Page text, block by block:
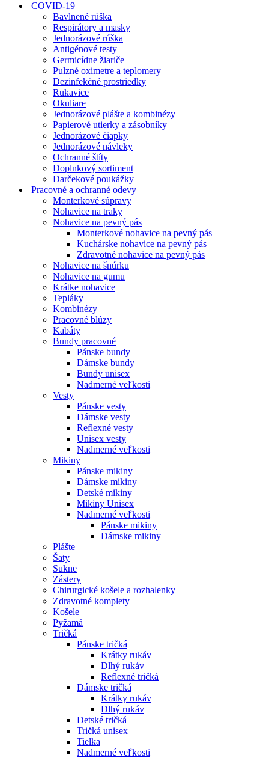
COVID-19
Bavlnené rúška
Respirátory a masky
Jednorázové rúška
Antigénové testy
Germicídne žiariče
Pulzné oximetre a teplomery
Dezinfekčné prostriedky
Rukavice
Okuliare
Jednorázové plášte a kombinézy
Papierové utierky a zásobníky
Jednorázové čiapky
Jednorázové návleky
Ochranné štíty
Doplnkový sortiment
Darčekové poukážky
Pracovné a ochranné odevy
Monterkové súpravy
Nohavice na traky
Nohavice na pevný pás
Monterkové nohavice na pevný pás
Kuchárske nohavice na pevný pás
Zdravotné nohavice na pevný pás
Nohavice na šnúrku
Nohavice na gumu
Krátke nohavice
Tepláky
Kombinézy
Pracovné blúzy
Kabáty
Bundy pracovné
Pánske bundy
Dámske bundy
Bundy unisex
Nadmerné veľkosti
Vesty
Pánske vesty
Dámske vesty
Reflexné vesty
Unisex vesty
Nadmerné veľkosti
Mikiny
Pánske mikiny
Dámske mikiny
Detské mikiny
Mikiny Unisex
Nadmerné veľkosti
Pánske mikiny
Dámske mikiny
Plášte
Šaty
Sukne
Zástery
Chirurgické košele a rozhalenky
Zdravotné komplety
Košele
Pyžamá
Tričká
Pánske tričká
Krátky rukáv
Dlhý rukáv
Reflexné tričká
Dámske tričká
Krátky rukáv
Dlhý rukáv
Detské tričká
Tričká unisex
Tielka
Nadmerné veľkosti